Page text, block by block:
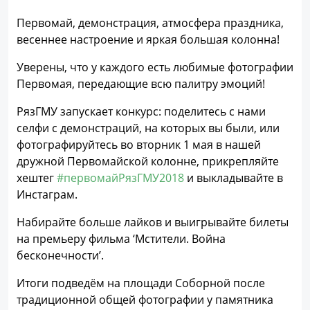
Первомай, демонстрация, атмосфера праздника,
весеннее настроение и яркая большая колонна!
Уверены, что у каждого есть любимые фотографии
Первомая, передающие всю палитру эмоций!
РязГМУ запускает конкурс: поделитесь с нами
селфи с демонстраций, на которых вы были, или
фотографируйтесь во вторник 1 мая в нашей
дружной Первомайской колонне, прикрепляйте
хештег#первомайРязГМУ2018 и выкладывайте в
Инстаграм.
Набирайте больше лайков и выигрывайте билеты
на премьеру фильма ‘Мстители. Война
бесконечности’.
Итоги подведём на площади Соборной после
традиционной общей фотографии у памятника